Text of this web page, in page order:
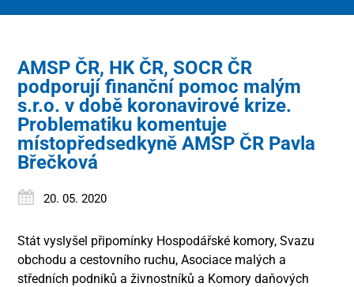
AMSP ČR, HK ČR, SOCR ČR
podporují finanční pomoc malým
s.r.o. v době koronavirové krize.
Problematiku komentuje
místopředsedkyně AMSP ČR Pavla
Břečková
20. 05. 2020
Stát vyslyšel připomínky Hospodářské komory, Svazu
obchodu a cestovního ruchu, Asociace malých a
středních podniků a živnostníků a Komory daňových